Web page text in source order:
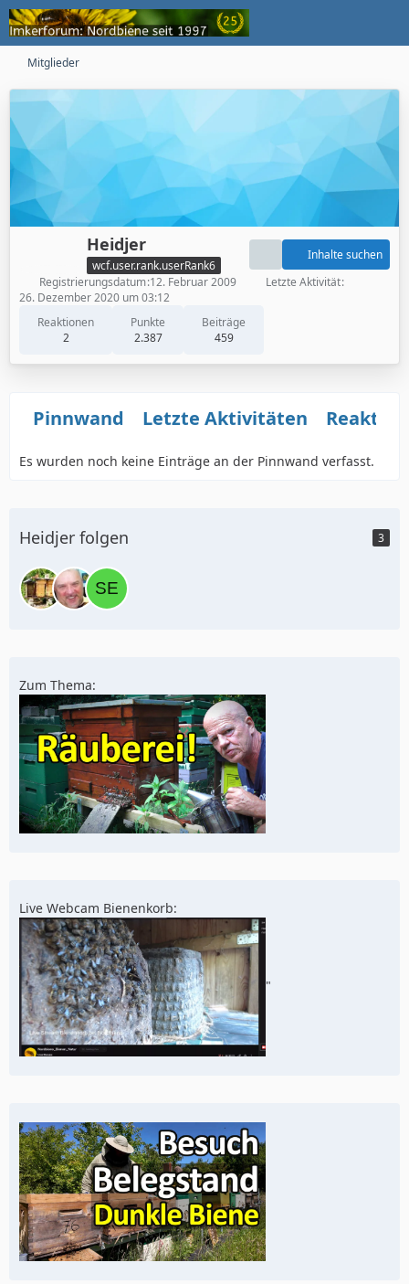
Mitglieder
Heidjer
wcf.user.rank.userRank6
Reaktionen
2
Punkte
2.387
Beiträge
459
Inhalte suchen
Registrierungsdatum 12. Februar 2009
Letzte Aktivität
26. Dezember 2020 um 03:12
Pinnwand Letzte Aktivitäten
Es wurden noch keine Einträge an der Pinnwand verfasst.
Heidjer folgen 3
Zum Thema:
Live Webcam Bienenkorb:
"